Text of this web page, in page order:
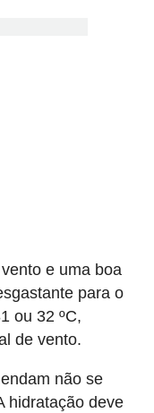
e uma boa
para o
ou 32 ºC,
de vento.
não se
hidratação deve